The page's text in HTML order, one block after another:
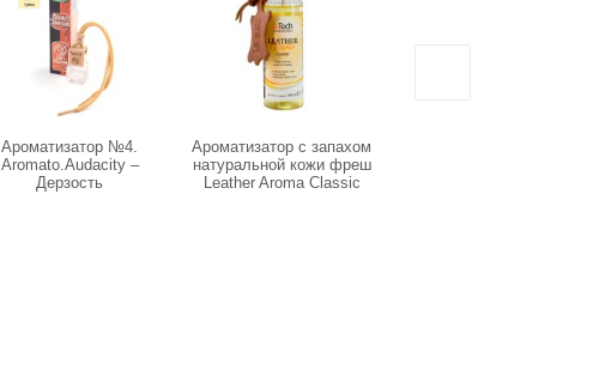
Ароматизатор №4.
Aromato.Audacity –
Дерзость
Ароматизатор с запахом
натуральной кожи фреш
Leather Aroma Classic